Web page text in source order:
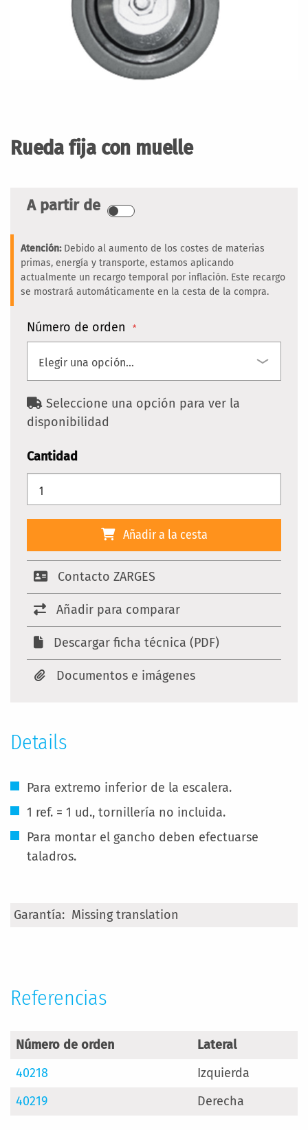
Rueda fija con muelle
A partir de
Atención:Debido al aumento de los costes de materias
primas, energía y transporte, estamos aplicando
actualmente un recargo temporal por inflación. Este recargo
se mostrará automáticamente en la cesta de la compra.
Número de orden
Seleccione una opción para ver la
disponibilidad
Cantidad
Añadir a la cesta
Contacto ZARGES
Añadir para comparar
Descargar ficha técnica (PDF)
Documentos e imágenes
de
imágenes
Details
Para extremo inferior de la escalera.
1 ref. = 1 ud., tornillería no incluida.
Para montar el gancho deben efectuarse
taladros.
Más
Missing translation
Referencias
Número de orden
Lateral
40218
Izquierda
40219
Derecha